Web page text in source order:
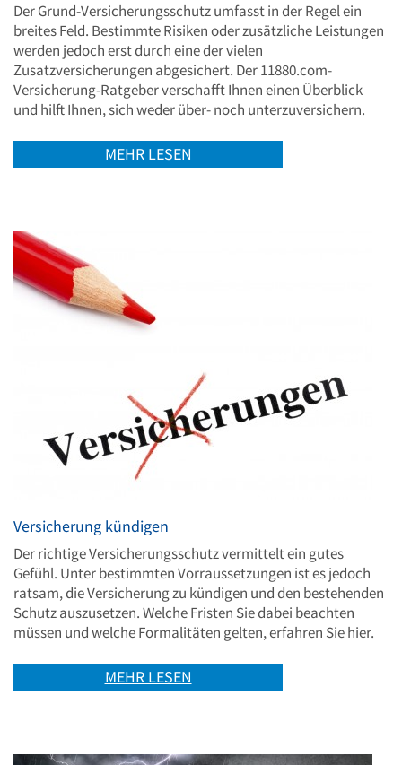
Der Grund-Versicherungsschutz umfasst in der Regel ein
breites Feld. Bestimmte Risiken oder zusätzliche Leistungen
werden jedoch erst durch eine der vielen
Zusatzversicherungen abgesichert. Der 11880.com-
Versicherung-Ratgeber verschafft Ihnen einen Überblick
und hilft Ihnen, sich weder über- noch unterzuversichern.
MEHR LESEN
Versicherung kündigen
Der richtige Versicherungsschutz vermittelt ein gutes
Gefühl. Unter bestimmten Vorraussetzungen ist es jedoch
ratsam, die Versicherung zu kündigen und den bestehenden
Schutz auszusetzen. Welche Fristen Sie dabei beachten
müssen und welche Formalitäten gelten, erfahren Sie hier.
MEHR LESEN